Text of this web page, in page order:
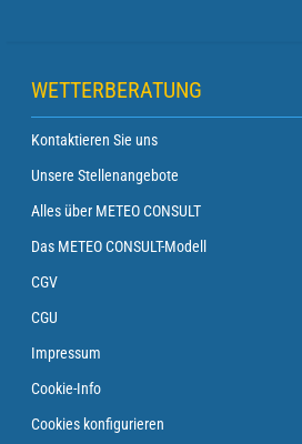
WETTERBERATUNG
Kontaktieren Sie uns
Unsere Stellenangebote
Alles über METEO CONSULT
Das METEO CONSULT-Modell
CGV
CGU
Impressum
Cookie-Info
Cookies konfigurieren